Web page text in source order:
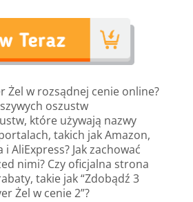
Żel w rozsądnej cenie online?
oszustw
które używają nazwy
takich jak Amazon,
i AliExpress? Jak zachować
nimi? Czy oficjalna strona
takie jak “Zdobądź 3
Żel w cenie 2”?